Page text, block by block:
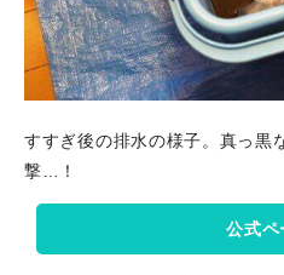
すすぎ後の排水の様子。真っ黒
撃…！
公式ペ